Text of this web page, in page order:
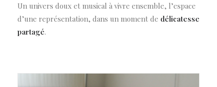
Un univers doux et musical à vivre ensemble, l’espace
d’une représentation, dans un moment de délicatesse
partagé.